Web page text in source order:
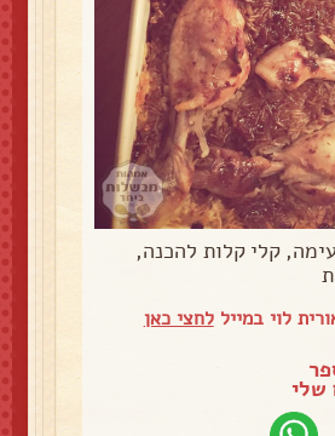
קלי קלות להכנה,
לוי במייללחצי כאן
שלי